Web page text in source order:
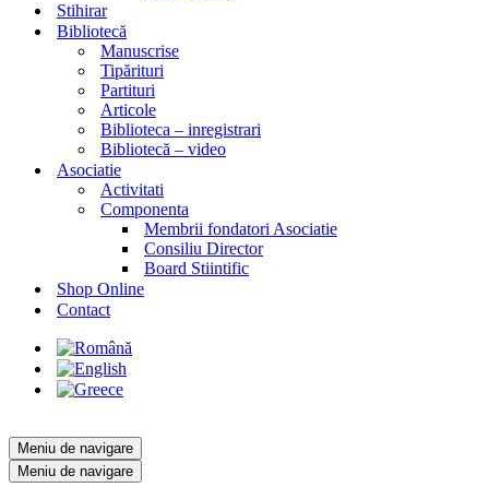
Stihirar
Bibliotecă
Manuscrise
Tipărituri
Partituri
Articole
Biblioteca – inregistrari
Bibliotecă – video
Asociatie
Activitati
Componenta
Membrii fondatori Asociatie
Consiliu Director
Board Stiintific
Shop Online
Contact
Meniu de navigare
Meniu de navigare